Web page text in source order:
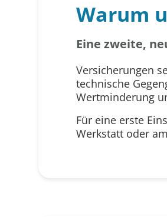
Warum
Eine zweite,
Versicherungen
technische
Wertminderung
Für eine erste
Werkstatt oder